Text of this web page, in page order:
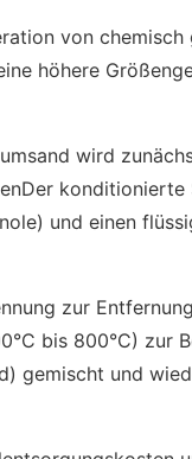
von chemisch
höhere
wird
konditionierte
und einen
zur
bis 800°C) zur
gemischt und